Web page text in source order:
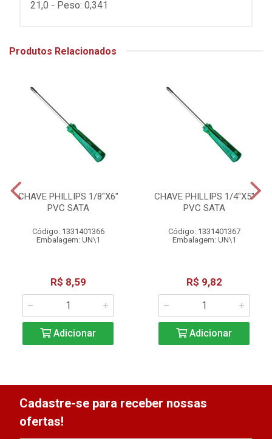
21,0 - Peso: 0,341
Produtos Relacionados
CHAVE PHILLIPS 1/8"X6"
PVC SATA
Código: 1331401366
Embalagem: UN\1
R$ 8,59
Adicionar
CHAVE PHILLIPS 1/4"X5"
PVC SATA
Código: 1331401367
Embalagem: UN\1
R$ 9,82
Adicionar
Cadastre-se para receber nossas
ofertas!